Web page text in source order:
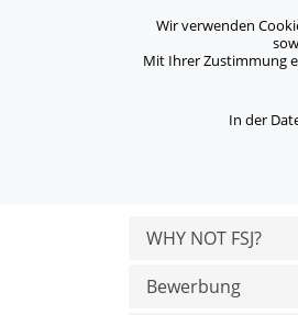
Standorte Jobs
ASB Bonn/Rhein-Sieg/
WHY NOT FSJ?
Bewerbung
Wir verwenden
Mit Ihrer Zustimmung
In der